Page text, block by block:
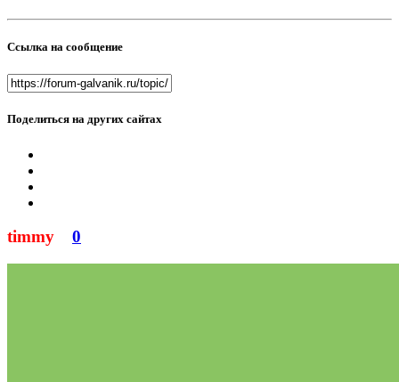
Ссылка на сообщение
Поделиться на других сайтах
timmy 0